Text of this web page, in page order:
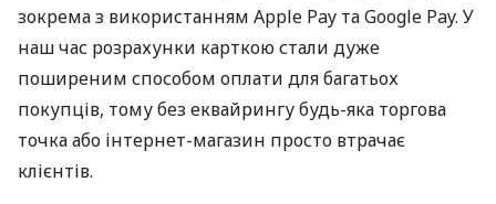
зокрема з використанням Apple Pay та Google Pay. У
наш час розрахунки карткою стали дуже
поширеним способом оплати для багатьох
покупців, тому без еквайрингу будь-яка торгова
точка або інтернет-магазин просто втрачає
клієнтів.